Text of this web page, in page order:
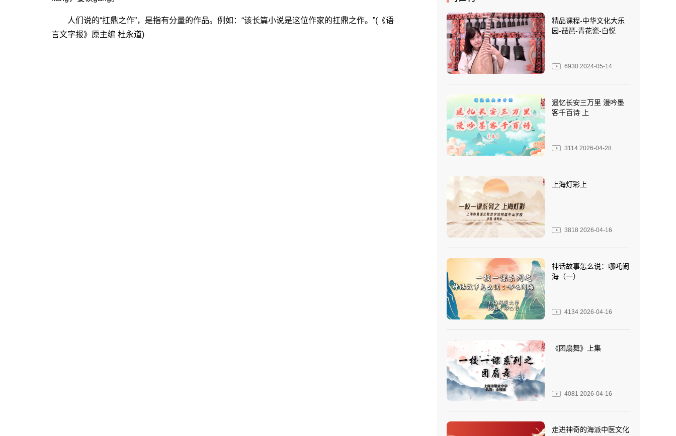
人们说的“扛鼎之作”，是指有分量的作品。例如：“该长篇小说是这位作家的扛鼎之作。”(《语
言文字报》原主编 杜永道)
精品课程-中华文化大乐
园-琵琶-青花瓷-白悦
6930 2024-05-14
遥忆长安三万里 漫吟墨
客千百诗 上
3114 2026-04-28
上海灯彩上
3818 2026-04-16
神话故事怎么说：哪吒闹
海（一）
4134 2026-04-16
《团扇舞》上集
4081 2026-04-16
走进神奇的海派中医文化